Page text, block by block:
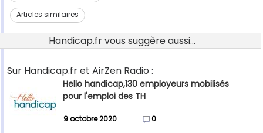
Articles similaires
Handicap.fr vous suggère aussi...
Sur Handicap.fr et AirZen Radio :
Hello handicap,130 employeurs mobilisés
pour l'emploi des TH
9 octobre 2020 0